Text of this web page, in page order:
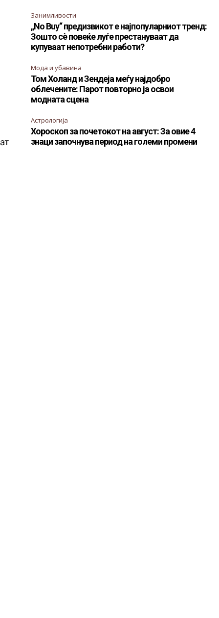
Занимливости
„No Buy“ предизвикот е најпопуларниот тренд:
Зошто сè повеќе луѓе престануваат да
купуваат непотребни работи?
Мода и убавина
Том Холанд и Зендеја меѓу најдобро
облечените: Парот повторно ја освои
модната сцена
Астрологија
Хороскоп за почетокот на август: За овие 4
знаци започнува период на големи промени